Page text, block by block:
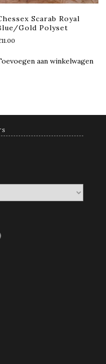
Scarab Royal
Gold Polyset
11.00
aan winkelwagen